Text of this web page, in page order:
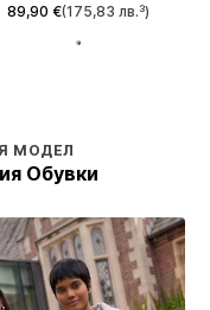
89,90 €(175,83 лв.³)
МОДЕЛ
Обувки